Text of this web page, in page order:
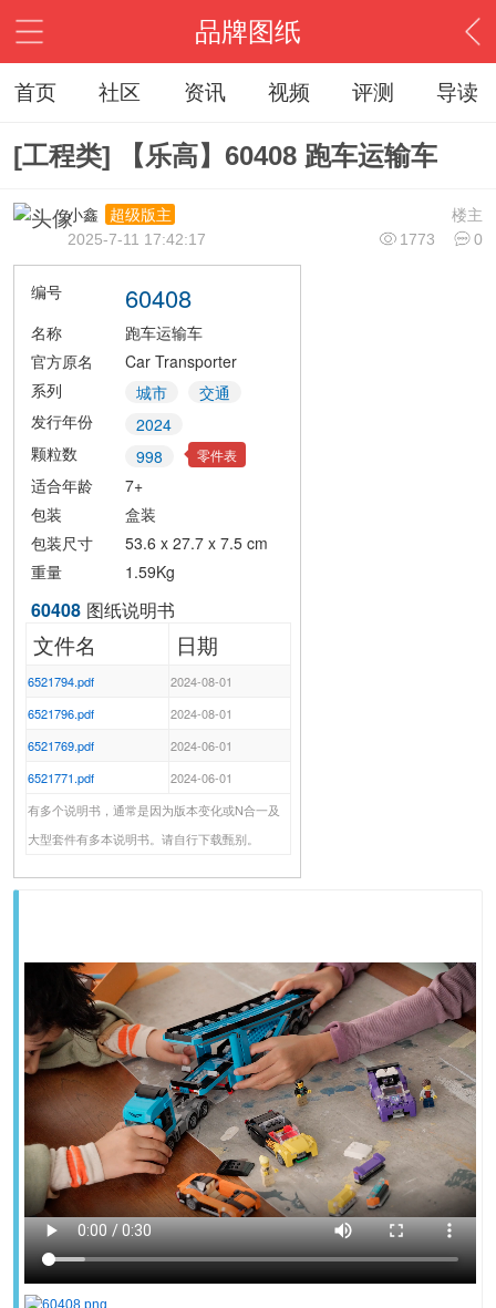
品牌图纸
首页 社区 资讯 视频 评测 导读
[工程类] 【乐高】60408 跑车运输车
楼主
小鑫
超级版主
1773
0
2025-7-11 17:42:17
编号 60408
名称
跑车运输车
官方原名
Car Transporter
系列
城市
交通
发行年份
2024
颗粒数
998 零件表
适合年龄
7+
包装
盒装
包装尺寸
53.6 x 27.7 x 7.5 cm
重量
1.59Kg
60408 图纸说明书
文件名 日期
6521794.pdf
2024-08-01
6521796.pdf
2024-08-01
6521769.pdf
2024-06-01
6521771.pdf
2024-06-01
有多个说明书，通常是因为版本变化或N合一及
大型套件有多本说明书。请自行下载甄别。